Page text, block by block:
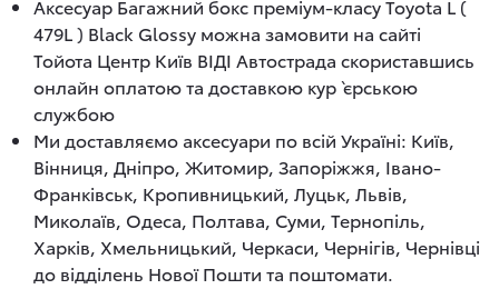
Аксесуар Багажний бокс преміум-класу Toyota L (
479L ) Black Glossy можна замовити на сайті
Тойота Центр Київ ВІДІ Автострада скориставшись
онлайн оплатою та доставкою кур`єрською
службою
Ми доставляємо аксесуари по всій Україні: Київ,
Вінниця, Дніпро, Житомир, Запоріжжя, Івано-
Франківськ, Кропивницький, Луцьк, Львів,
Миколаїв, Одеса, Полтава, Суми, Тернопіль,
Харків, Хмельницький, Черкаси, Чернігів, Чернівці
до відділень Нової Пошти та поштомати.